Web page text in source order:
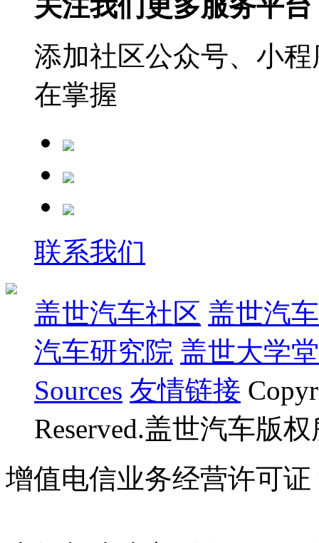
添加社区公众号、小
在掌握
联系我们
盖世汽车社区 盖世汽
汽车研究院 盖世大学堂
Sources 友情链接
Reserved.盖世汽车版
增值电信业务经营许可证